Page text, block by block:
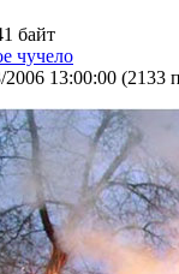
байт
чучело
2006 13:00:00 (2133